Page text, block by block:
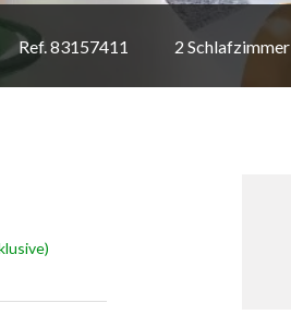
Ref. 83157411 2 Schlafzimmer